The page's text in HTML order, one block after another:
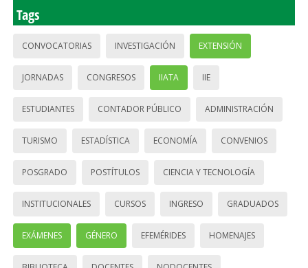
Tags
CONVOCATORIAS INVESTIGACIÓN EXTENSIÓN
JORNADAS CONGRESOS IIATA IIE
ESTUDIANTES CONTADOR PÚBLICO ADMINISTRACIÓN
TURISMO ESTADÍSTICA ECONOMÍA CONVENIOS
POSGRADO POSTÍTULOS CIENCIA Y TECNOLOGÍA
INSTITUCIONALES CURSOS INGRESO GRADUADOS
EXÁMENES GÉNERO EFEMÉRIDES HOMENAJES